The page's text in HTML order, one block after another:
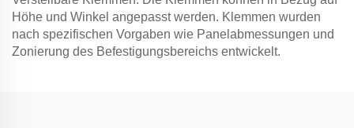
Höhe und Winkel angepasst werden. Klemmen wurden
nach spezifischen Vorgaben wie Panelabmessungen und
Zonierung des Befestigungsbereichs entwickelt.